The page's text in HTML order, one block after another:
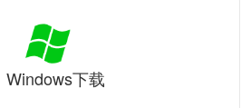
Windows下载